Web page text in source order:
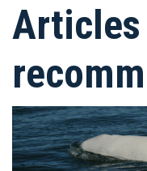
Articles